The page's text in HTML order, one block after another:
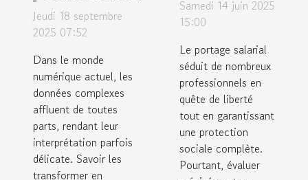
les données
complexes
en
présentations
visuelles
captivantes ?
Jeudi 18 septembre
2025 07:52
Dans le monde
numérique actuel, les
données complexes
affluent de toutes
parts, rendant leur
interprétation parfois
délicate. Savoir les
transformer en
en portage
salarial
grâce à un
simulateur
en ligne
Samedi 14 juin 2025
15:00
Le portage salarial
séduit de nombreux
professionnels en
quête de liberté
tout en garantissant
une protection
sociale complète.
Pourtant, évaluer